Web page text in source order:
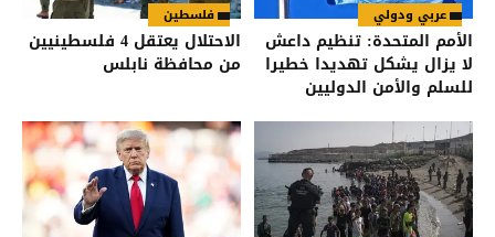
عربي ودولي
الأمم المتحدة: تنظيم داعش
لا يزال يشكل تهديدا خطيرا
للسلم والأمن الدوليين
فلسطين
الاحتلال يعتقل 4 فلسطينيين
من محافظة نابلس